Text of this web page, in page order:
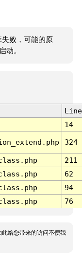
败，可能的原
动。
Line
14
324
211
62
94
76
给您带来的访问不便我